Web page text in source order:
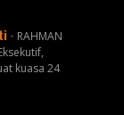
- RAHMAN
kuasa 24